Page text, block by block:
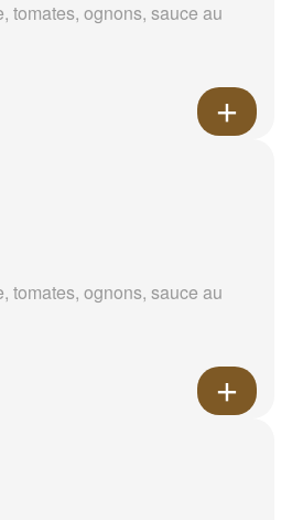
tomates, ognons, sauce au
tomates, ognons, sauce au